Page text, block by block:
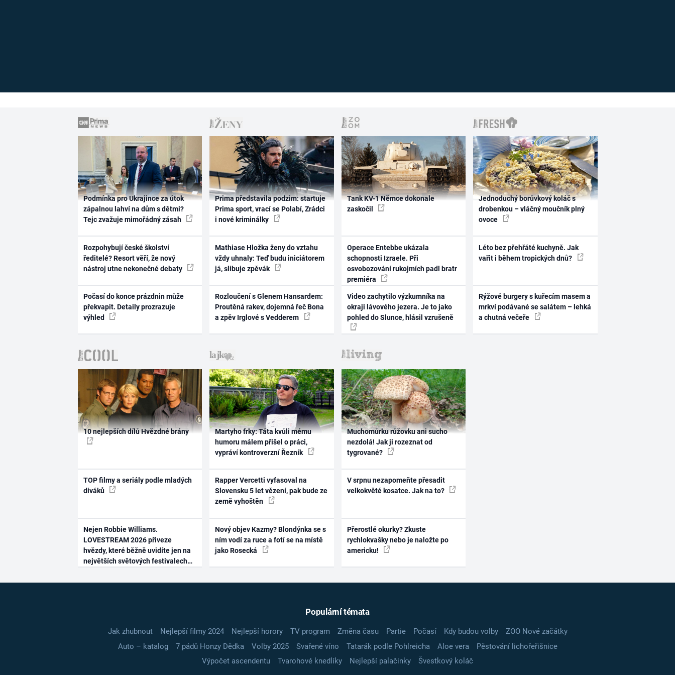
Podmínka pro Ukrajince za útok
zápalnou lahví na dům s dětmi?
Tejc zvažuje mimořádný zásah
Rozpohybují české školství
ředitelé? Resort věří, že nový
nástroj utne nekonečné debaty
Počasí do konce prázdnin může
překvapit. Detaily prozrazuje
výhled
Prima představila podzim: startuje
Prima sport, vrací se Polabí, Zrádci
i nové kriminálky
Mathiase Hložka ženy do vztahu
vždy uhnaly: Teď budu iniciátorem
já, slibuje zpěvák
Rozloučení s Glenem Hansardem:
Proutěná rakev, dojemná řeč Bona
a zpěv Irglové s Vedderem
Tank KV-1 Němce dokonale
zaskočil
Operace Entebbe ukázala
schopnosti Izraele. Při
osvobozování rukojmích padl bratr
premiéra
Video zachytilo výzkumníka na
okraji lávového jezera. Je to jako
pohled do Slunce, hlásil vzrušeně
Jednoduchý borůvkový koláč s
drobenkou – vláčný moučník plný
ovoce
Léto bez přehřáté kuchyně. Jak
vařit i během tropických dnů?
Rýžové burgery s kuřecím masem a
mrkví podávané se salátem – lehká
a chutná večeře
10 nejlepších dílů Hvězdné brány
TOP filmy a seriály podle mladých
diváků
Nejen Robbie Williams.
LOVESTREAM 2026 přiveze
hvězdy, které běžně uvidíte jen na
největších světových festivalech
Martyho frky: Táta kvůli mému
humoru málem přišel o práci,
vypráví kontroverzní Řezník
Rapper Vercetti vyfasoval na
Slovensku 5 let vězení, pak bude ze
země vyhoštěn
Nový objev Kazmy? Blondýnka se s
ním vodí za ruce a fotí se na místě
jako Rosecká
Muchomůrku růžovku ani sucho
nezdolá! Jak ji rozeznat od
tygrované?
V srpnu nezapomeňte přesadit
velkokvěté kosatce. Jak na to?
Přerostlé okurky? Zkuste
rychlokvašky nebo je naložte po
americku!
Populární témata
Jak zhubnout Nejlepší filmy 2024 Nejlepší horory TV program Změna času Partie Počasí Kdy budou volby
ZOO Nové začátky
Auto – katalog
7 pádů Honzy Dědka Volby 2025 Svařené víno Tatarák podle Pohlreicha Aloe vera
Pěstování lichořeřišnice
Výpočet ascendentu
Tvarohové knedlíky Nejlepší palačinky Švestkový koláč